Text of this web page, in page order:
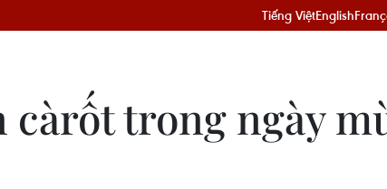
Tiếng ViệtEnglish
càrốt trong ngày